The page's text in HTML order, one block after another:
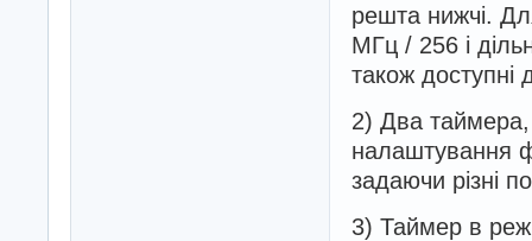
решта нижчі.
МГц / 256 і
також доступні
2) Два
налаштування
задаючи різні
3) Таймер в